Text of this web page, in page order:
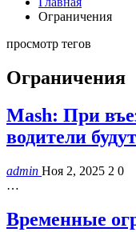
Ограничения
просмотр тегов
Ограничения
Mash: При
водители
admin Ноя 2, 2025 2 0
…
Временные